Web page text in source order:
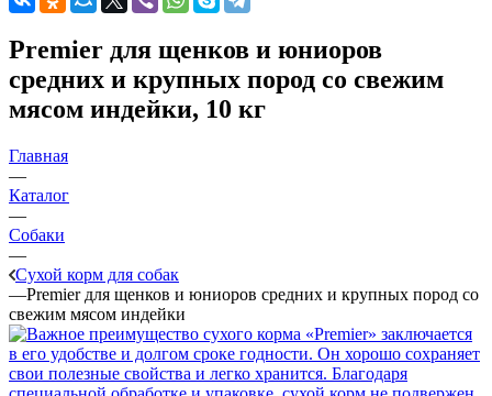
Premier для щенков и юниоров
средних и крупных пород со свежим
мясом индейки, 10 кг
Главная
—
Каталог
—
Собаки
—
Сухой корм для собак
—Premier для щенков и юниоров средних и крупных пород со
свежим мясом индейки